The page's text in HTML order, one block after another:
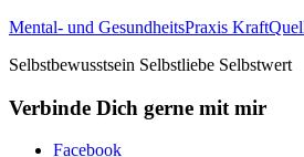
Mental- und GesundheitsPraxis
Selbstbewusstsein Selbstliebe Selbstwert
Verbinde Dich gerne mit mir
Facebook